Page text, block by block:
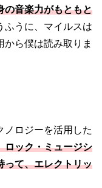
の音楽力がもともと
ふうに、マイルスは
ら僕は読み取りま
ノロジーを活用した
ロック・ミュージシ
って、エレクトリッ